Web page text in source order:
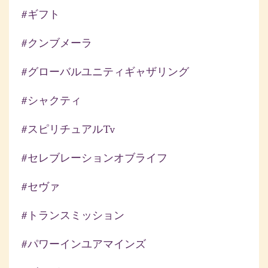
#ギフト
#クンブメーラ
#グローバルユニティギャザリング
#シャクティ
#スピリチュアルtv
#セレブレーションオブライフ
#セヴァ
#トランスミッション
#パワーインユアマインズ